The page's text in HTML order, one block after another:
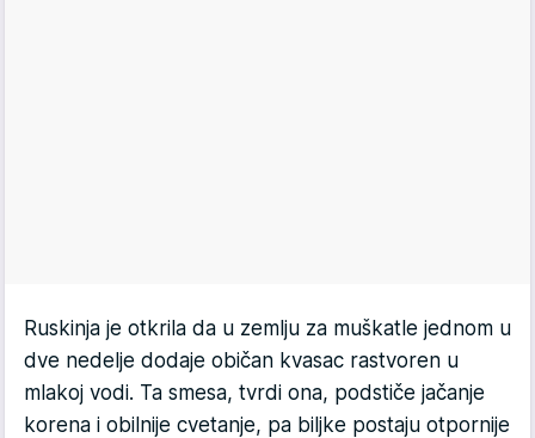
Ruskinja je otkrila da u zemlju za muškatle jednom u
dve nedelje dodaje običan kvasac rastvoren u
mlakoj vodi. Ta smesa, tvrdi ona, podstiče jačanje
korena i obilnije cvetanje, pa biljke postaju otpornije